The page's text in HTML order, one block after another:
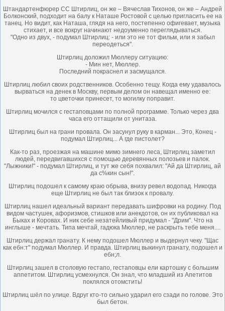
Штандартенфюрер СС Штирлиц, он же – Вячеслав Тихонов, он же – Андрей
Болконский, подходит на балу к Наташе Ростовой с целью пригласить ее на
танец. Но видит, как Наташа, глядя на него, постепенно офигевает, музыка
стихает, и все вокруг начинают недоуменно переглядываться.
"Одно из двух, - подумал Штирлиц: - или это не тот фильм, или я забыл
переодеться".
Штирлиц доложил Мюллеру ситуацию:
- Мин нет, Мюллер.
Последний покраснел и засмущался.
Штирлиц любил своих родственников. Особенно тещу. Когда ему удавалось
вырваться на денек в Москву, первым делом он навещал именно ее:
то цветочки принесет, то могилку поправит.
Штирлиц мочился с гестаповцами по полной программе. Только через два
часа его оттащили от унитаза.
Штирлиц был на грани провала. Он засунул руку в карман... Это, Конец -
подумал Штирлиц... А где пистолет?
Как-то раз, проезжая на машине мимо зимнего леса, Штирлиц заметил
людей, передвигавшихся с помощью деревянных полозьев и палок.
"Лыжники!" - подумал Штирлиц, и тут же себя похвалил: "Ай да Штирлиц, ай
да с%кин сын!".
Штирлиц подошел к самому краю обрыва, внизу ревел водопад. Никогда
еще Штирлиц не был так близок к провалу.
Штирлиц нашел идеальный вариант передавать шифровки на родину. Под
видом частушек, афоризмов, стишков или анекдотов, он их публиковал на
Быках и Коровах. И ник себе незатейливый придумал - "Дрим". Что на
инглыше - мечтать. Типа мечтай, гадюка Мюллер, не раскрыть тебе меня....
Штирлиц держал гранату. К нему подошел Мюллер и выдернул чеку. "Щас
как ебн:т" подумал Мюллер. И правда. Штирлиц выкинул гранату, подошел и
ебн;л.
Штирлиц зашел в столовую гестапо, гестаповцы ели картошку с большим
аппетитом. Штирлиц усмехнулся. Он знал, что младший из Апетитов
поклялся отомстить!
Штирлиц шёл по улице. Вдруг кто-то сильно ударил его сзади по голове. Это
был бетон.